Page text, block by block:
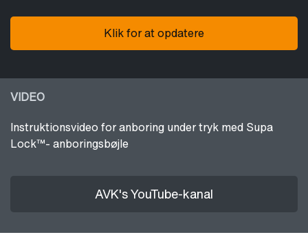
Klik for at opdatere
VIDEO
Instruktionsvideo for anboring under tryk med Supa
Lock™- anboringsbøjle
AVK's YouTube-kanal